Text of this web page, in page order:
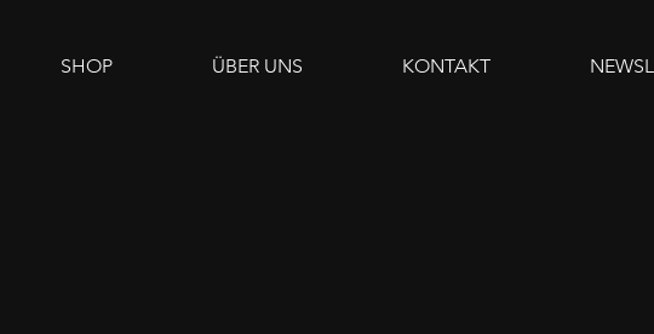
SHOP ÜBER UNS KONTAKT